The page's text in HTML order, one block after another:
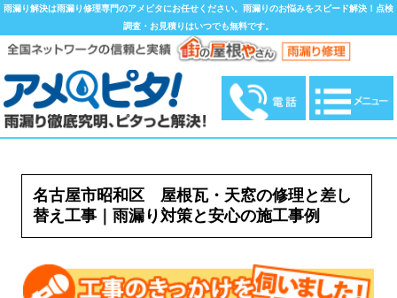
雨漏り解決は雨漏り修理専門のアメピタにお任せください。雨漏りのお悩みをスピード解決！点検
調査・お見積りはいつでも無料です。
名古屋市昭和区 屋根瓦・天窓の修理と差し
替え工事｜雨漏り対策と安心の施工事例